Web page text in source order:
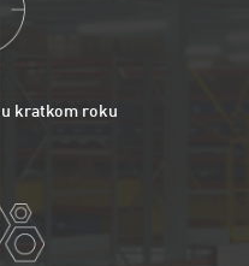
kratkom roku